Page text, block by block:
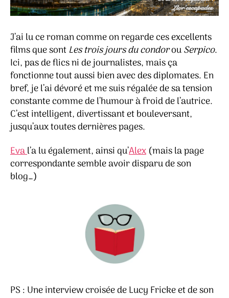
J’ai lu ce roman comme on regarde ces excellents
films que sont Les trois jours du condorouSerpico.
Ici, pas de flics ni de journalistes, mais ça
fonctionne tout aussi bien avec des diplomates. En
bref, je l’ai dévoré et me suis régalée de sa tension
constante comme de l’humour à froid de l’autrice.
C’est intelligent, divertissant et bouleversant,
jusqu’aux toutes dernières pages.
Eval’a lu également, ainsi qu’Alex (mais la page
correspondante semble avoir disparu de son
blog…)
PS : Une interview croisée de Lucy Fricke et de son